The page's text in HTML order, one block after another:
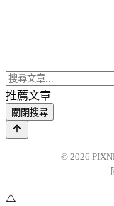
推薦文章
關閉搜尋
© 2026
⚠️